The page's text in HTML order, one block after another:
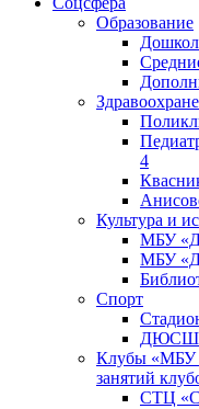
Образование
4
Культура и
МБУ
МБУ
Спорт
ДЮСШ
Клубы «МБУ
занятий
СТЦ